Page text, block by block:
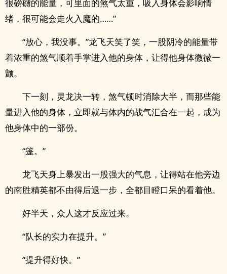
很磅礴的能量，可里面的煞气太重，吸入身体会影响情
绪，很可能会走火入魔的……”
“放心，我没事。”龙飞天笑了笑，一股阴冷的能量带
着浓重的煞气顺着手掌进入他的身体，让得他身体微微一
颤。
下一刻，灵龙决一转，煞气顿时消除大半，而那些能
量进入他的身体，立即就与体内的战气汇合在一起，成为
他身体中的一部份。
“篷。”
龙飞天身上暴发出一股强大的气息，让得站在他旁边
的南胜精英都不由得后退一步，全都目瞪口呆的看着他。
好半天，众人这才反应过来。
“队长的实力在提升。”
“提升得好快。”